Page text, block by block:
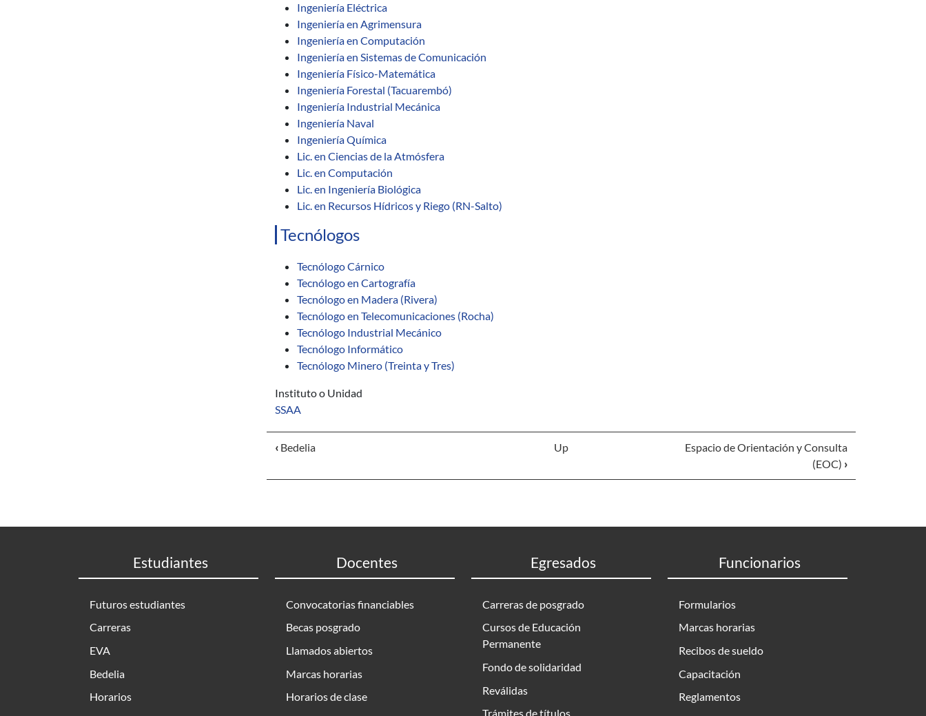
Ingeniería Eléctrica
Ingeniería en Agrimensura
Ingeniería en Computación
Ingeniería en Sistemas de Comunicación
Ingeniería Físico-Matemática
Ingeniería Forestal (Tacuarembó)
Ingeniería Industrial Mecánica
Ingeniería Naval
Ingeniería Química
Lic. en Ciencias de la Atmósfera
Lic. en Computación
Lic. en Ingeniería Biológica
Lic. en Recursos Hídricos y Riego (RN-Salto)
Tecnólogos
Tecnólogo Cárnico
Tecnólogo en Cartografía
Tecnólogo en Madera (Rivera)
Tecnólogo en Telecomunicaciones (Rocha)
Tecnólogo Industrial Mecánico
Tecnólogo Informático
Tecnólogo Minero (Treinta y Tres)
Instituto o Unidad
SSAA
‹ Bedelia Up
Espacio de Orientación y Consulta
(EOC) ›
Estudiantes
Futuros estudiantes
Carreras
EVA
Bedelia
Horarios
Docentes
Convocatorias financiables
Becas posgrado
Llamados abiertos
Marcas horarias
Horarios de clase
Egresados
Carreras de posgrado
Cursos de Educación
Permanente
Fondo de solidaridad
Reválidas
Trámites de títulos
Funcionarios
Formularios
Marcas horarias
Recibos de sueldo
Capacitación
Reglamentos